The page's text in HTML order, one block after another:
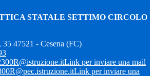
STATALE SETTIMO CIRCOLO
47521 - Cesena (FC)
Link per inviare una mail
Link per inviare una